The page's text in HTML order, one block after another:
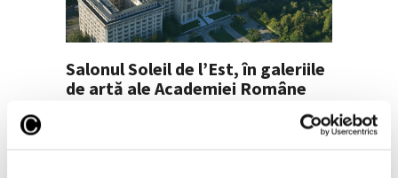
Salonul Soleil de l’Est, în galeriile
de artă ale Academiei Române